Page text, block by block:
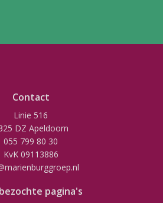
Contact
Linie 516
DZ Apeldoorn
055 799 80 30
KvK 09113886
pagina's